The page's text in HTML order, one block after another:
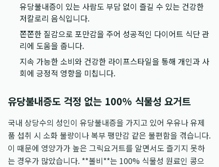
유당불내증이 있는 사람도 부담 없이 즐길 수 있는 건강한
저칼로리 음식입니다.
쫀쫀한 질감으로 포만감을 주어 성공적인 다이어트 식단 관
리에 도움을 줍니다.
지속 가능한 소비와 건강한 라이프스타일을 통해 개인과 사
회에 긍정적 영향을 미칩니다.
유당불내증도 걱정 없는 100% 식물성 요거트
국내 상당수의 성인이 유당불내증을 가지고 있어 우유나 유제
품 섭취 시 소화 불량이나 복부 팽만감 같은 불편함을 겪습니다.
이 때문에 영양가가 높은 그릭요거트를 알면서도 즐기지 못하
는 경우가 많았습니다. **볼비**는 100% 식물성 원료인 콩으